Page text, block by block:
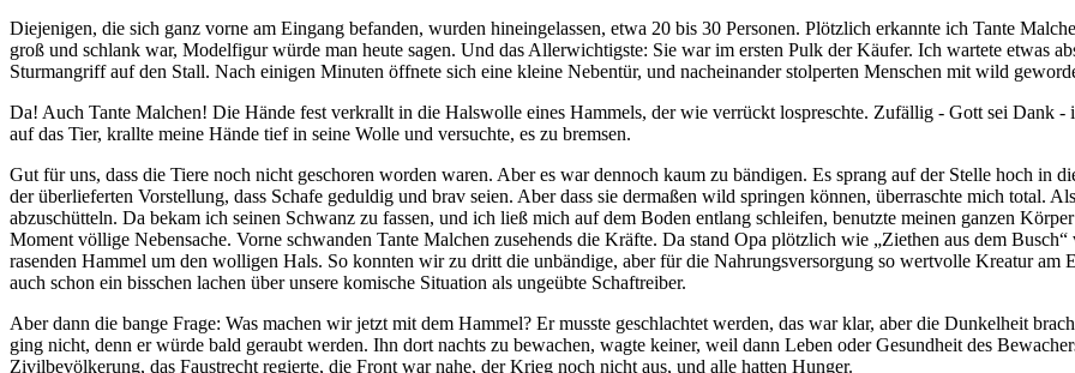
Diejenigen, die sich ganz vorne am Eingang befanden, wurden hineingelassen, etwa 20 bis 30 Personen. Plötzlich erkannte ich Tante
groß und schlank war, Modelfigur würde man heute sagen. Und das Allerwichtigste: Sie war im ersten Pulk der Käufer. Ich wartete etwas
Sturmangriff auf den Stall. Nach einigen Minuten öffnete sich eine kleine Nebentür, und nacheinander stolperten Menschen mit wild
Da! Auch Tante Malchen! Die Hände fest verkrallt in die Halswolle eines Hammels, der wie verrückt lospreschte. Zufällig - Gott sei Dank
auf das Tier, krallte meine Hände tief in seine Wolle und versuchte, es zu bremsen.
Gut für uns, dass die Tiere noch nicht geschoren worden waren. Aber es war dennoch kaum zu bändigen. Es sprang auf der Stelle hoch
der überlieferten Vorstellung, dass Schafe geduldig und brav seien. Aber dass sie dermaßen wild springen können, überraschte mich total.
abzuschütteln. Da bekam ich seinen Schwanz zu fassen, und ich ließ mich auf dem Boden entlang schleifen, benutzte meinen ganzen
Moment völlige Nebensache. Vorne schwanden Tante Malchen zusehends die Kräfte. Da stand Opa plötzlich wie
Ziethen aus dem Busch
rasenden Hammel um den wolligen Hals. So konnten wir zu dritt die unbändige, aber für die Nahrungsversorgung so wertvolle Kreatur
auch schon ein bisschen lachen über unsere komische Situation als ungeübte Schaftreiber.
Aber dann die bange Frage: Was machen wir jetzt mit dem Hammel? Er musste geschlachtet werden, das war klar, aber die Dunkelheit
ging nicht, denn er würde bald geraubt werden. Ihn dort nachts zu bewachen, wagte keiner, weil dann Leben oder Gesundheit des
Zivilbevölkerung, das Faustrecht regierte, die Front war nahe, der Krieg noch nicht aus, und alle hatten Hunger.